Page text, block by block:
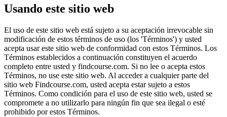
Usando este sitio web
El uso de este sitio web está sujeto a su aceptación irrevocable sin
modificación de estos términos de uso (los 'Términos') y usted
acepta usar este sitio web de conformidad con estos Términos. Los
Términos establecidos a continuación constituyen el acuerdo
completo entre usted y findcourse.com. Si no lee o acepta estos
Términos, no use este sitio web. Al acceder a cualquier parte del
sitio web Findcourse.com, usted acepta estar sujeto a estos
Términos. Como condición para el uso de este sitio web, usted se
compromete a no utilizarlo para ningún fin que sea ilegal o esté
prohibido por estos Términos.